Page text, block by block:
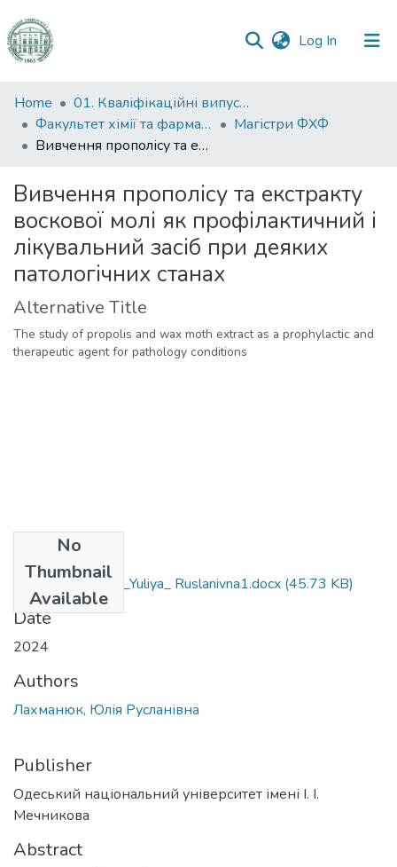
Log In (current)
Communities
&
Collections
Statistics
Home
01. Кваліфікаційні випускні роботи здобувачів вищої освіти
Факультет хімії та фармації
Магістри ФХФ
Вивчення прополісу та екстракту воскової молі як профілактичний і лікувальний засіб при деяких патологічних станах
Вивчення прополісу та екстракту
воскової молі як профілактичний і
лікувальний засіб при деяких
патологічних станах
Alternative Title
The study of propolis and wax moth extract as a prophylactic and
therapeutic agent for pathology conditions
No
Thumbnail
Available
226_Lakhmanyuk_Yuliya_ Ruslanivna1.docx (45.73 KB)
Date
2024
Authors
Лахманюк, Юлія Русланівна
Publisher
Одеський національний університет імені І. І.
Мечникова
Abstract